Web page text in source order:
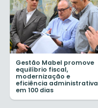
Gestão Mabel promove
equilíbrio fiscal,
modernização e
eficiência administrativa
em 100 dias